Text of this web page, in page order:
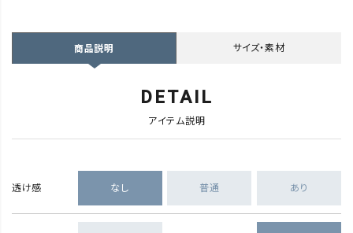
商品説明 サイズ・素材
DETAIL
アイテム説明
透け感 なし 普通 あり